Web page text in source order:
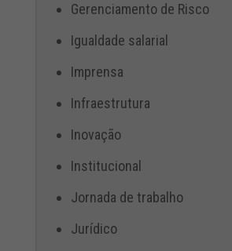
Gerenciamento de Risco
Igualdade salarial
Imprensa
Infraestrutura
Inovação
Institucional
Jornada de trabalho
Jurídico